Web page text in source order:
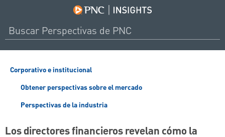
Corporativo e institucional
Obtener perspectivas sobre el mercado
Perspectivas de la industria
Los directores financieros revelan cómo la